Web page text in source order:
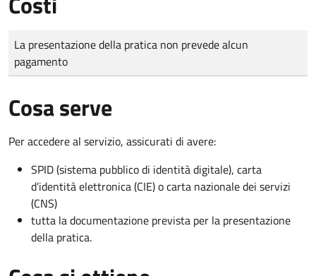
Tipo di pagamento
Importo
La presentazione della pratica non prevede alcun
pagamento
Cosa serve
Per accedere al servizio, assicurati di avere:
SPID (sistema pubblico di identità digitale), carta
d’identità elettronica (CIE) o carta nazionale dei servizi
(CNS)
tutta la documentazione prevista per la presentazione
della pratica.